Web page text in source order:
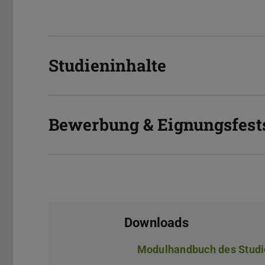
Studieninhalte
Bewerbung &
Downloads
Modulhandbuch des